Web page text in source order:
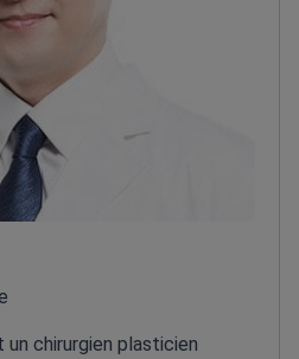
un chirurgien plasticien